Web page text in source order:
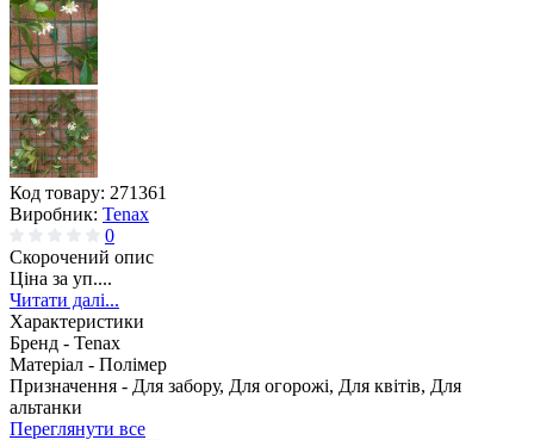
Код товару: 271361
Виробник: Tenax
0
Скорочений опис
Ціна за уп....
Читати далі...
Характеристики
Бренд - Tenax
Матеріал - Полімер
Призначення - Для забору, Для огорожі, Для квітів, Для
альтанки
Переглянути все